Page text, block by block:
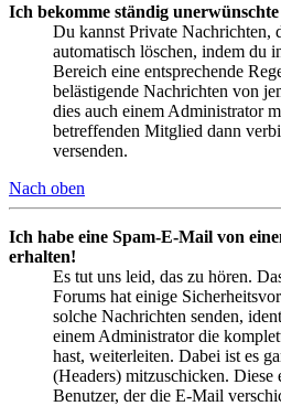
Ich bekomme ständig
Du kannst Private Nachrichten,
automatisch löschen, indem du
Bereich eine entsprechende
belästigende Nachrichten von
dies auch einem Administrator
betreffenden Mitglied dann
versenden.
Nach oben
Ich habe eine Spam-E-Mail von
erhalten!
Es tut uns leid, das zu hören.
Forums hat einige
solche Nachrichten senden,
einem Administrator die
hast, weiterleiten. Dabei ist es
(Headers) mitzuschicken. Diese
Benutzer, der die E-Mail